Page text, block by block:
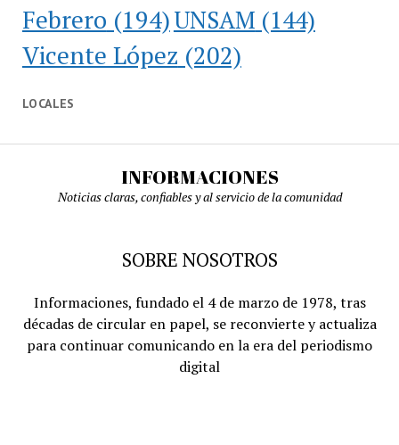
Febrero (194)UNSAM (144)
Vicente López (202)
LOCALES
INFORMACIONES
Noticias claras, confiables y al servicio de la comunidad
SOBRE NOSOTROS
Informaciones, fundado el 4 de marzo de 1978, tras
décadas de circular en papel, se reconvierte y actualiza
para continuar comunicando en la era del periodismo
digital